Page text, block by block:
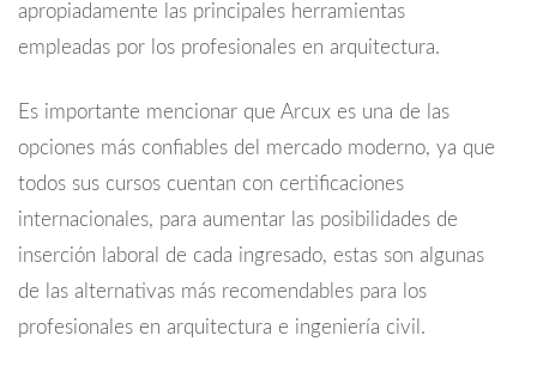
apropiadamente las principales herramientas
empleadas por los profesionales en arquitectura.
Es importante mencionar que Arcux es una de las
opciones más confiables del mercado moderno, ya que
todos sus cursos cuentan con certificaciones
internacionales, para aumentar las posibilidades de
inserción laboral de cada ingresado, estas son algunas
de las alternativas más recomendables para los
profesionales en arquitectura e ingeniería civil.